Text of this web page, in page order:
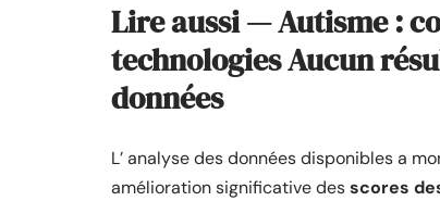
Lire aussi — Autisme :
technologies Aucun
données
L’ analyse des données disponibles a
amélioration significative desscores